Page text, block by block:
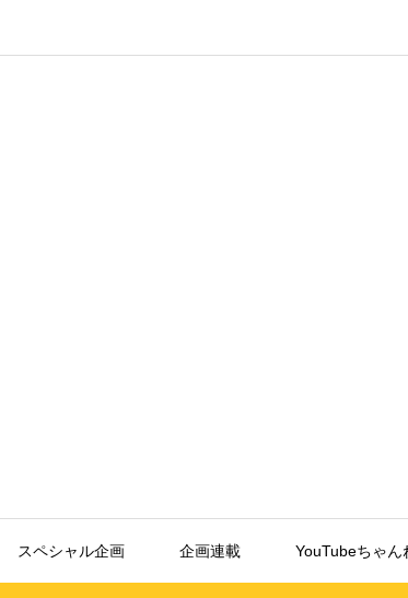
スペシャル企画 企画連載 YouTubeちゃん